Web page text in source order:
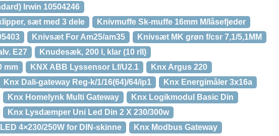
Irwin 10504246
sæt med 3 dele
Knivmuffe Sk-muffe 16mm M/låsefjeder
Knivsæt For Am25/am35
Knivsæt MK grøn f/csr 7,1/5,1MM
E27
Knudesæk, 200 l, klar (10 rll)
mm
KNX ABB Lyssensor Lf/U2.1
Knx Argus 220
Knx Dali-gateway Reg-k/1/16(64)/64/ip1
Knx Energimåler 3x16a
Knx Homelynk Multi Gateway
Knx Logikmodul Basic Din
Knx Lysdæmper Uni Led Din 2 X 230/300w
4×230/250W for DIN-skinne
Knx Modbus Gateway